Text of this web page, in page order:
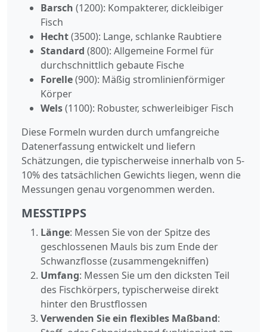
Barsch (1200): Kompakterer, dickleibiger
Fisch
Hecht(3500): Lange, schlanke Raubtiere
Standard (800): Allgemeine Formel für
durchschnittlich gebaute Fische
Forelle(900): Mäßig stromlinienförmiger
Körper
Wels(1100): Robuster, schwerleibiger Fisch
Diese Formeln wurden durch umfangreiche
Datenerfassung entwickelt und liefern
Schätzungen, die typischerweise innerhalb von 5-
10% des tatsächlichen Gewichts liegen, wenn die
Messungen genau vorgenommen werden.
MESSTIPPS
Länge: Messen Sie von der Spitze des
geschlossenen Mauls bis zum Ende der
Schwanzflosse (zusammengekniffen)
Umfang: Messen Sie um den dicksten Teil
des Fischkörpers, typischerweise direkt
hinter den Brustflossen
Verwenden Sie ein flexibles Maßband: